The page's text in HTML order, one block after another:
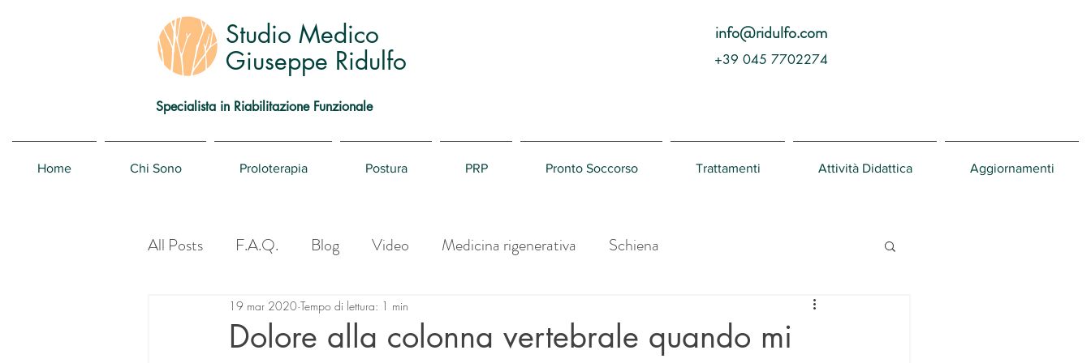
Studio Medico
Giuseppe Ridulfo
info@ridulfo.com
+39 045 7702274
Specialista in Riabilitazione Funzionale
Home Chi Sono Proloterapia Postura PRP Pronto Soccorso Trattamenti Attività Didattica Aggiornamenti
All Posts F.A.Q. Blog Video Medicina rigenerativa Schiena
Dolore alla colonna vertebrale quando mi
19 mar 2020 Tempo di lettura: 1 min